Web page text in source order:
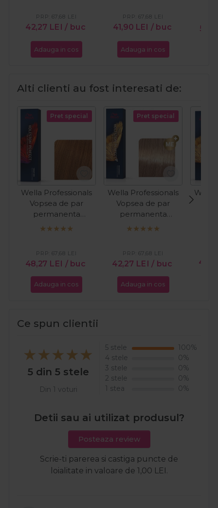
42,27 LEI / buc
PRP:67,68 LEI
Adauga in cos
41,90 LEI / buc
PRP:67,68 LEI
Adauga in cos
Alti clienti au fost interesati de:
Pret special
Wella Professionals
Vopsea de par
permanenta
Koleston Perfect
48,27 LEI / buc
PRP:67,68 LEI
Adauga in cos
Pret special
Wella Professionals
Vopsea de par
permanenta
Koleston Perfect
42,27 LEI / buc
PRP:67,68 LEI
Adauga in cos
Wella
Ce spun clientii
5 din 5 stele
Din 1 voturi
5 stele
100%
4 stele
0%
3 stele
0%
2 stele
0%
1 stea
0%
Detii sau ai utilizat produsul?
Posteaza review
Scrie-ti parerea si castiga puncte de
loialitate in valoare de 1,00 LEI.